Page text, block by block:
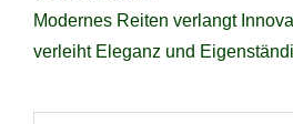
Modernes Reiten verlangt
verleiht Eleganz und